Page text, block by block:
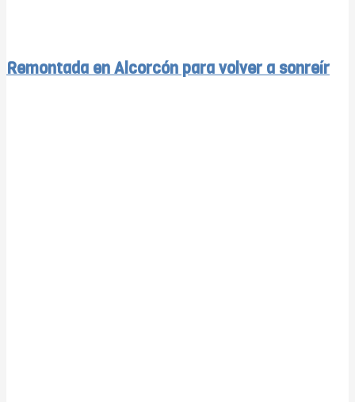
Remontada en Alcorcón para volver a sonreír